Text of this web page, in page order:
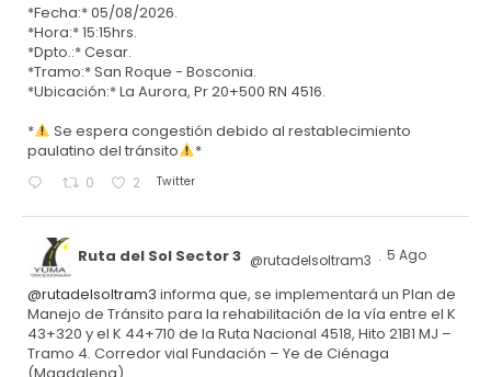
*Fecha:* 05/08/2026.
*Hora:* 15:15hrs.
*Dpto.:* Cesar.
*Tramo:* San Roque - Bosconia.
*Ubicación:* La Aurora, Pr 20+500 RN 4516.
*
Se espera congestión debido al restablecimiento
paulatino del tránsito
*
0 2 Twitter
Ruta del Sol Sector 3 @rutadelsoltram3 · 5 Ago
@rutadelsoltram3 informa que, se implementará un Plan de
Manejo de Tránsito para la rehabilitación de la vía entre el K
43+320 y el K 44+710 de la Ruta Nacional 4518, Hito 21B1 MJ –
Tramo 4. Corredor vial Fundación – Ye de Ciénaga
(Magdalena).